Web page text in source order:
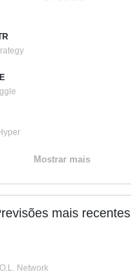
Mostrar mais
mais recentes
Network